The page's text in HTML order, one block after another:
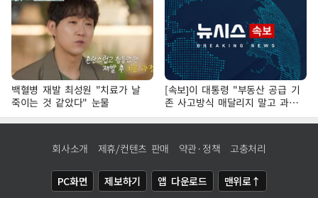
백혈병 재발 최성원 "치료가 날
죽이는 것 같았다" 눈물
[속보]이 대통령 "부동산 공급 기
존 사고방식 매달리지 말고 과감
히 실천"
회사소개 제휴/컨텐츠 판매 약관·정책 고충처리
PC화면 제보하기 앱 다운로드 맨위로↑